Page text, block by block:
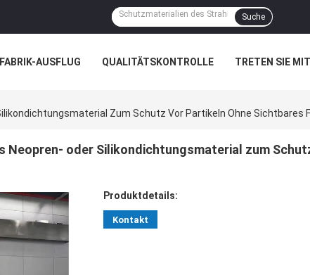
Suche
FABRIK-AUSFLUG QUALITÄTSKONTROLLE TRETEN SIE
Zum Schutz Vor Partikeln Ohne Sichtbares
Neopren- oder Silikondichtungsmaterial zum
Produktdetails:
Kontakt